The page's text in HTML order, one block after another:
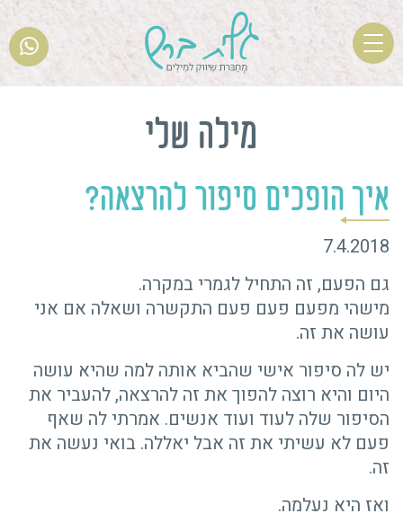
T
o
g
n
v
g
a
t
i
o
n
מילה שלי
איך הופכים סיפור להרצאה?
7.4.2018
גם הפעם, זה התחיל לגמרי במקרה.
מישהי מפעם פעם פעם התקשרה ושאלה אם אני
עושה את זה.
יש לה סיפור אישי שהביא אותה למה שהיא עושה
היום והיא רוצה להפוך את זה להרצאה, להעביר את
הסיפור שלה לעוד ועוד אנשים. אמרתי לה שאף
פעם לא עשיתי את זה אבל יאללה. בואי נעשה את
זה.
ואז היא נעלמה.